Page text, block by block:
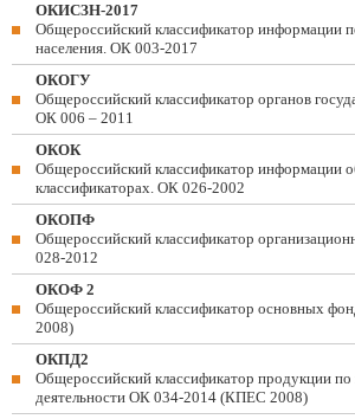
ОКИСЗН-2017
Общероссийский классификатор информации
населения. ОК 003-2017
ОКОГУ
Общероссийский классификатор органов
ОК 006 – 2011
ОКОК
Общероссийский классификатор информации
классификаторах. ОК 026-2002
ОКОПФ
Общероссийский классификатор
028-2012
ОКОФ 2
Общероссийский классификатор основных
2008)
ОКПД2
Общероссийский классификатор продукции по
деятельности ОК 034-2014 (КПЕС 2008)